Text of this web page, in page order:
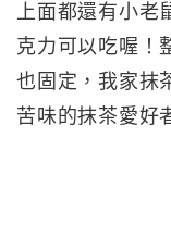
上面都還有小老
克力可以吃喔！
也固定，我家抹
苦味的抹茶愛好